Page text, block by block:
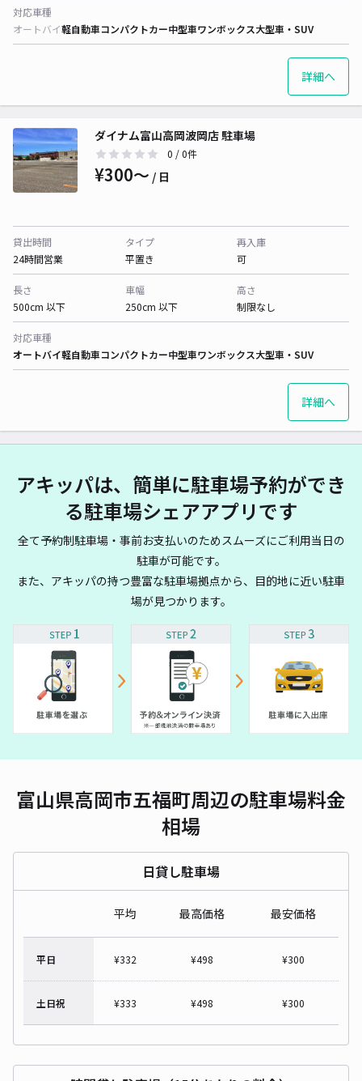
対応車種
オートバイ軽自動車コンパクトカー中型車ワンボックス大型車・SUV
詳細へ
ダイナム富山高岡波岡店 駐車場
0 / 0件
¥300〜 / 日
貸出時間
24時間営業
タイプ
平置き
再入庫
可
長さ
500cm 以下
車幅
250cm 以下
高さ
制限なし
対応車種
オートバイ軽自動車コンパクトカー中型車ワンボックス大型車・SUV
詳細へ
アキッパは、簡単に駐車場予約ができ
る駐車場シェアアプリです
全て予約制駐車場・事前お支払いのためスムーズにご利用当日の
駐車が可能です。
また、アキッパの持つ豊富な駐車場拠点から、目的地に近い駐車
場が見つかります。
富山県高岡市五福町周辺の駐車場料金
相場
日貸し駐車場
平均 最高価格 最安価格
平日 ¥332 ¥498 ¥300
土日祝 ¥333 ¥498 ¥300